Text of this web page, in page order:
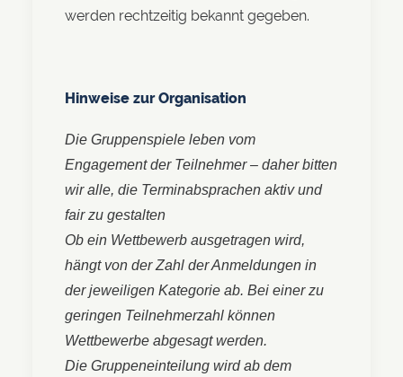
werden rechtzeitig bekannt gegeben.
Hinweise zur Organisation
Die Gruppenspiele leben vom
Engagement der Teilnehmer – daher bitten
wir alle, die Terminabsprachen aktiv und
fair zu gestalten
Ob ein Wettbewerb ausgetragen wird,
hängt von der Zahl der Anmeldungen in
der jeweiligen Kategorie ab. Bei einer zu
geringen Teilnehmerzahl können
Wettbewerbe abgesagt werden.
Die Gruppeneinteilung wird ab dem